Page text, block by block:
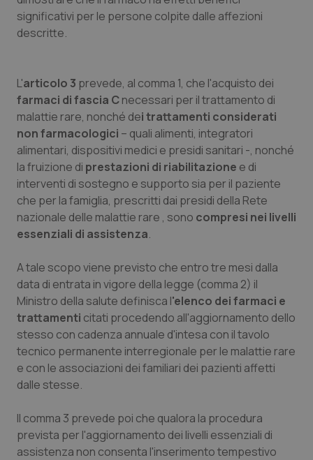
significativi per le persone colpite dalle affezioni
descritte.
L'articolo 3 prevede, al comma 1, che l'acquisto dei
farmaci di fascia Cnecessari per il trattamento di
malattie rare, nonché dei trattamenti considerati
non farmacologici – quali alimenti, integratori
alimentari, dispositivi medici e presidi sanitari -, nonché
la fruizione di prestazioni di riabilitazione e di
interventi di sostegno e supporto sia per il paziente
che per la famiglia, prescritti dai presidi della Rete
nazionale delle malattie rare , sono compresi nei livelli
essenziali di assistenza.
A tale scopo viene previsto che entro tre mesi dalla
data di entrata in vigore della legge (comma 2) il
Ministro della salute definisca l'elenco dei farmaci e
trattamenti citati procedendo all'aggiornamento dello
stesso con cadenza annuale d'intesa con il tavolo
tecnico permanente interregionale per le malattie rare
e con le associazioni dei familiari dei pazienti affetti
dalle stesse.
Il comma 3 prevede poi che qualora la procedura
prevista per l'aggiornamento dei livelli essenziali di
assistenza non consenta l'inserimento tempestivo